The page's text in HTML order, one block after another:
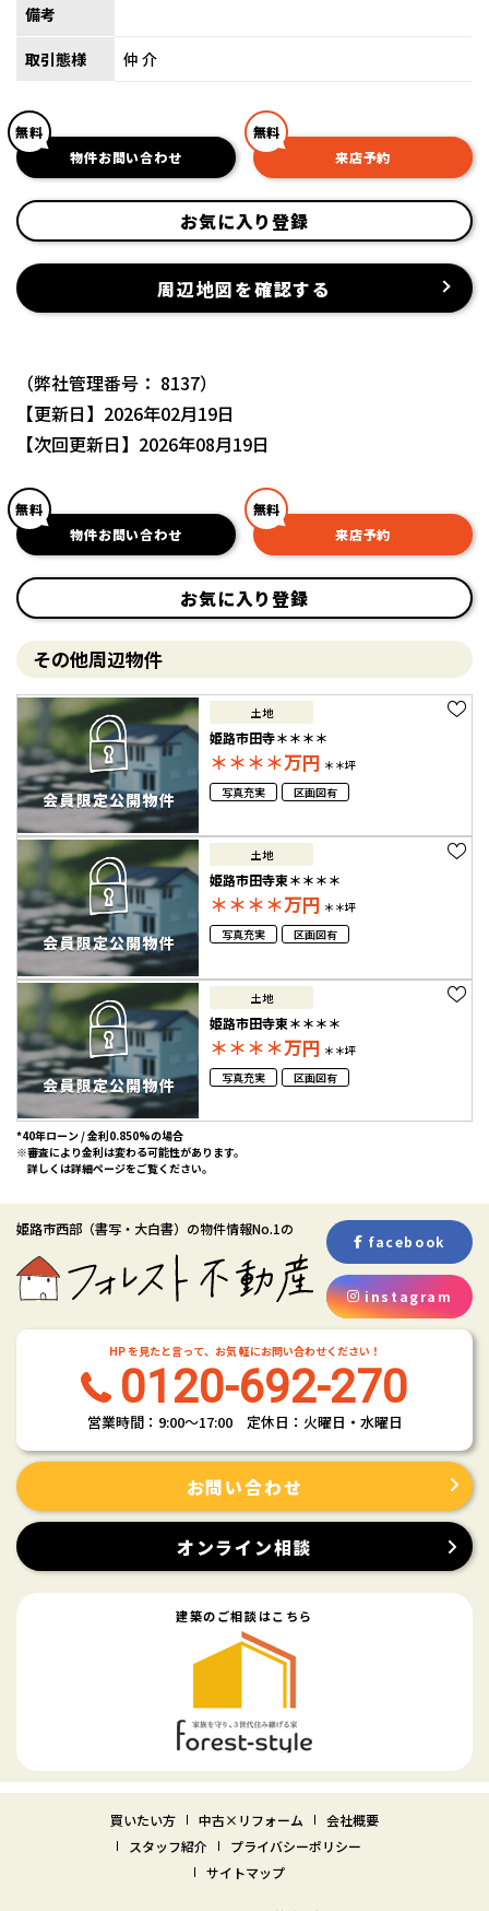
備考
取引態様 仲介
無料
物件お問い合わせ
無料
来店予約
お気に入り登録
周辺地図を確認する
（弊社管理番号： 8137）
【更新日】2026年02月19日
【次回更新日】2026年08月19日
無料
物件お問い合わせ
無料
来店予約
お気に入り登録
その他周辺物件
土地
姫路市田寺＊＊＊＊
＊＊＊＊万円 ＊＊坪
写真充実
区画図有
土地
姫路市田寺東＊＊＊＊
＊＊＊＊万円 ＊＊坪
写真充実
区画図有
土地
姫路市田寺東＊＊＊＊
＊＊＊＊万円 ＊＊坪
写真充実
区画図有
*40年ローン / 金利0.850%の場合
※審査により金利は変わる可能性があります。
詳しくは詳細ページをご覧ください。
姫路市西部 （書写・大白書） の物件情報No.1の
facebook
instagram
HP を見たと言って、お気 軽にお問い合わせください！
0120-692-270
営業時間：9:00〜17:00 定休日：火曜日・水曜日
お問い合わせ
オンライン相談
建築のご相談はこちら
買いたい方 中古×リフォーム
会社概要
スタッフ紹介
プライバシーポリシー
サイトマップ